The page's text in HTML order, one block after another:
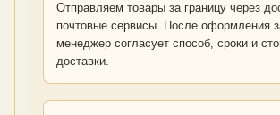
Отправляем товары за границу через
почтовые сервисы. После оформления
менеджер согласует способ, сроки и
доставки.